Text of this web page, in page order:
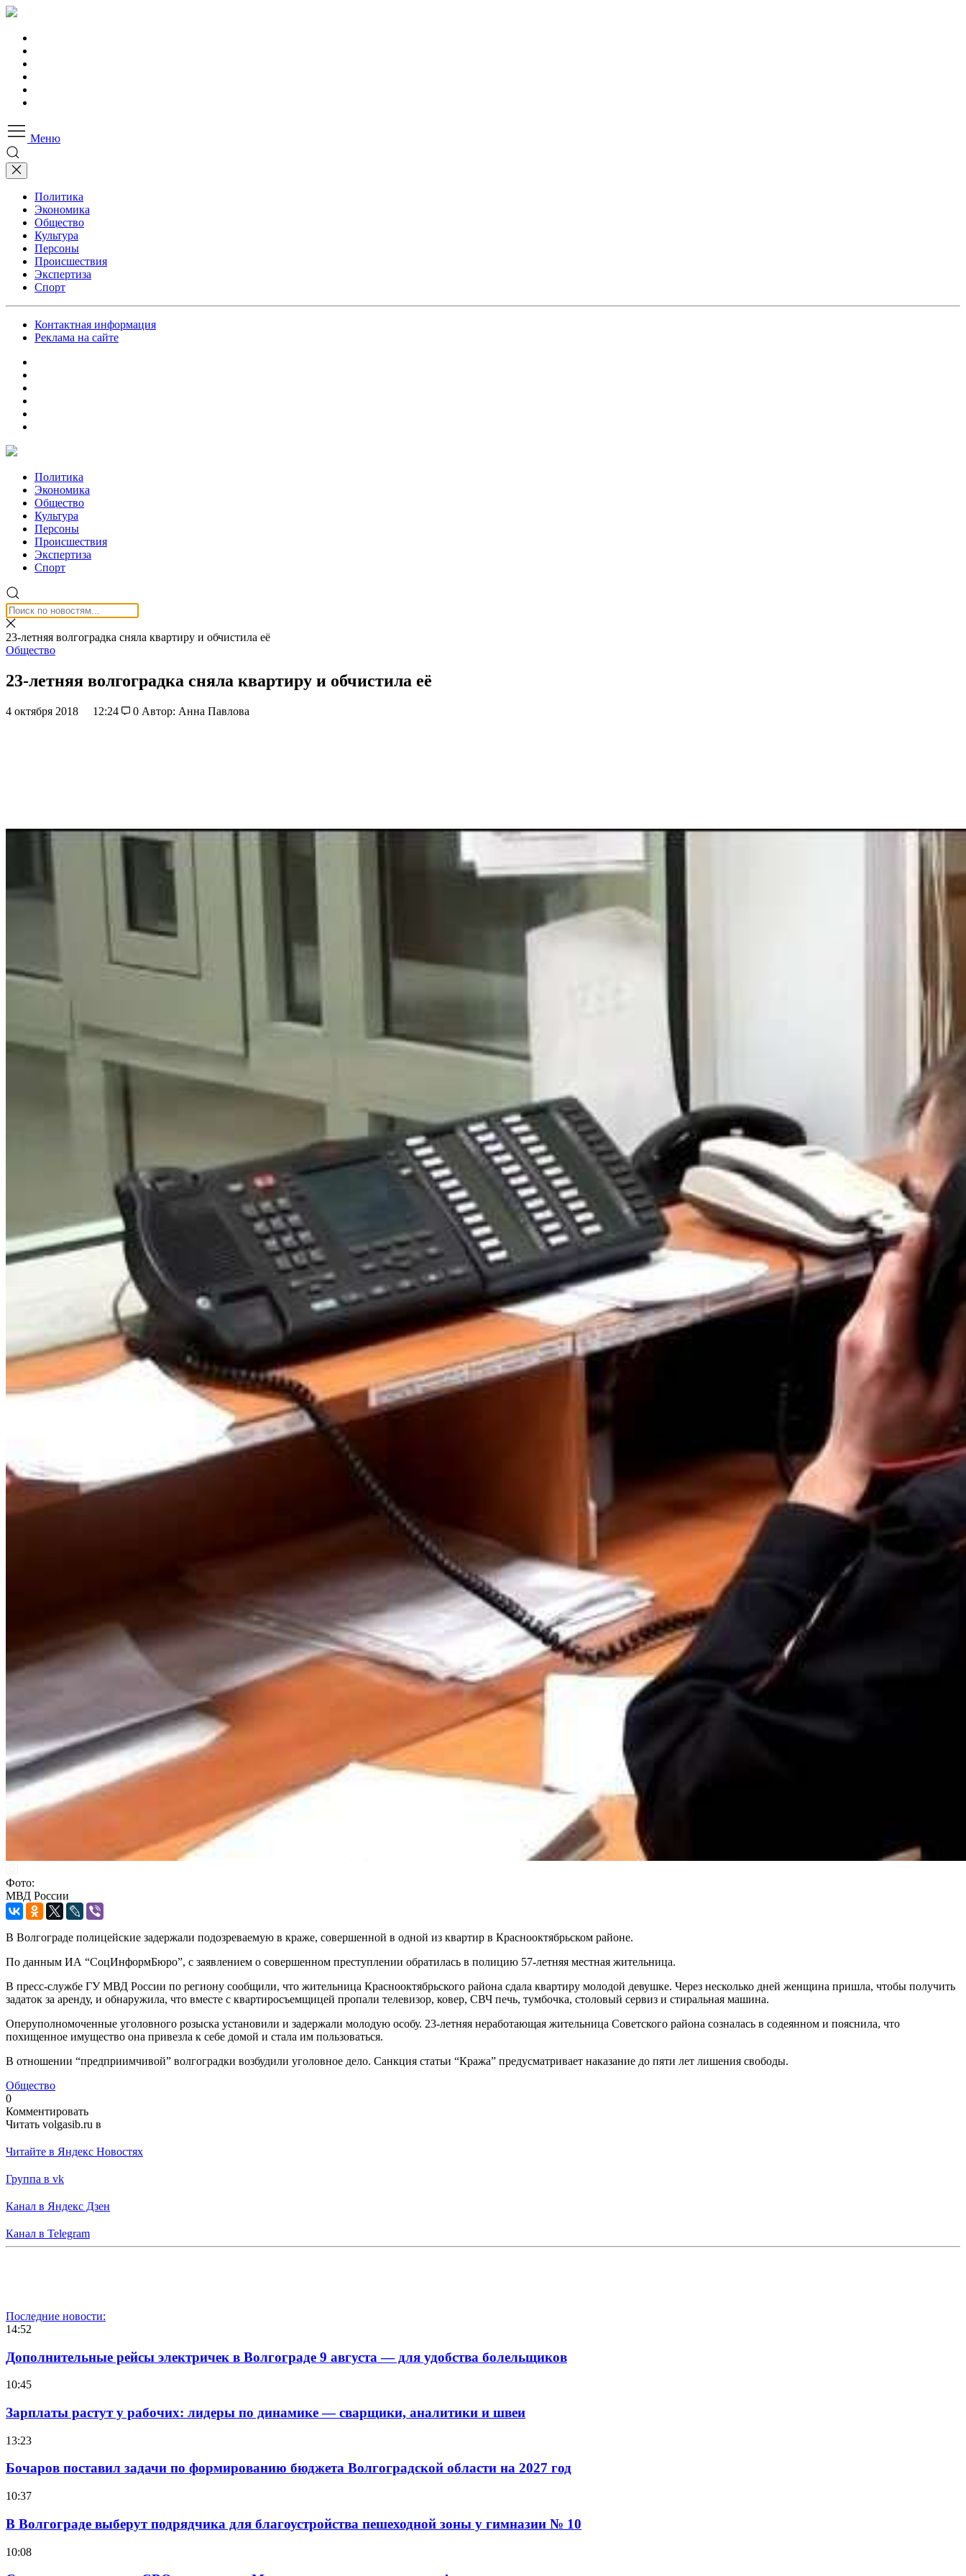
Меню
Политика
Экономика
Общество
Культура
Персоны
Происшествия
Экспертиза
Спорт
Контактная информация
Реклама на сайте
Политика
Экономика
Общество
Культура
Персоны
Происшествия
Экспертиза
Спорт
23-летняя волгоградка сняла квартиру и обчистила её
Общество
23-летняя волгоградка сняла квартиру и обчистила её
4 октября 2018 12:24 0 Автор: Анна Павлова
Фото:
МВД России
В Волгограде полицейские задержали подозреваемую в краже, совершенной в одной из квартир в Краснооктябрьском районе.
По данным ИА “СоцИнформБюро”, с заявлением о совершенном преступлении обратилась в полицию 57-летняя местная жительница.
В пресс-службе ГУ МВД России по региону сообщили, что жительница Краснооктябрьского района сдала квартиру молодой девушке. Через несколько дней женщина пришла, чтобы получить
задаток за аренду, и обнаружила, что вместе с квартиросъемщицей пропали телевизор, ковер, СВЧ печь, тумбочка, столовый сервиз и стиральная машина.
Оперуполномоченные уголовного розыска установили и задержали молодую особу. 23-летняя неработающая жительница Советского района созналась в содеянном и пояснила, что
похищенное имущество она привезла к себе домой и стала им пользоваться.
В отношении “предприимчивой” волгоградки возбудили уголовное дело. Санкция статьи “Кража” предусматривает наказание до пяти лет лишения свободы.
Общество
0
Комментировать
Читать volgasib.ru в
Читайте в Яндекс Новостях
Группа в vk
Канал в Яндекс Дзен
Канал в Telegram
Последние новости:
14:52
Дополнительные рейсы электричек в Волгограде 9 августа — для удобства болельщиков
10:45
Зарплаты растут у рабочих: лидеры по динамике — сварщики, аналитики и швеи
13:23
Бочаров поставил задачи по формированию бюджета Волгоградской области на 2027 год
10:37
В Волгограде выберут подрядчика для благоустройства пешеходной зоны у гимназии № 10
10:08